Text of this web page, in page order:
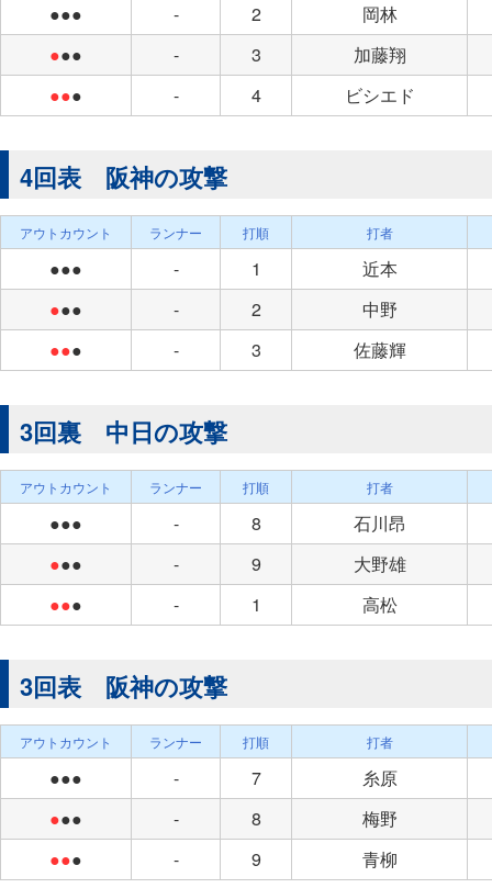
●●● - 2
岡林
●●● - 3
加藤翔
●●● - 4 ビシエド
4回表 阪神の攻撃
アウトカウント ランナー 打順 打者
●●● - 1
近本
●●● - 2
中野
●●● - 3 佐藤輝
3回裏 中日の攻撃
アウトカウント ランナー 打順 打者
●●● - 8
石川昂
●●● - 9
大野雄
●●● - 1 高松
3回表 阪神の攻撃
アウトカウント ランナー 打順 打者
●●● - 7
糸原
●●● - 8
梅野
●●● - 9 青柳